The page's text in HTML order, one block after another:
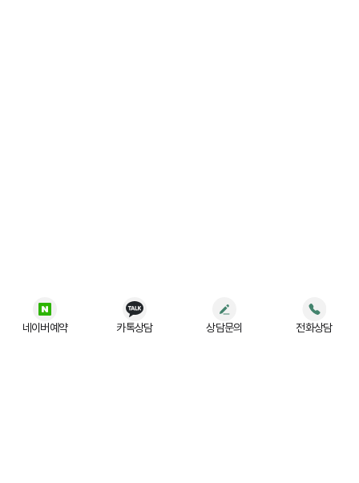
네이버예약 카톡상담 상담문의 전화상담